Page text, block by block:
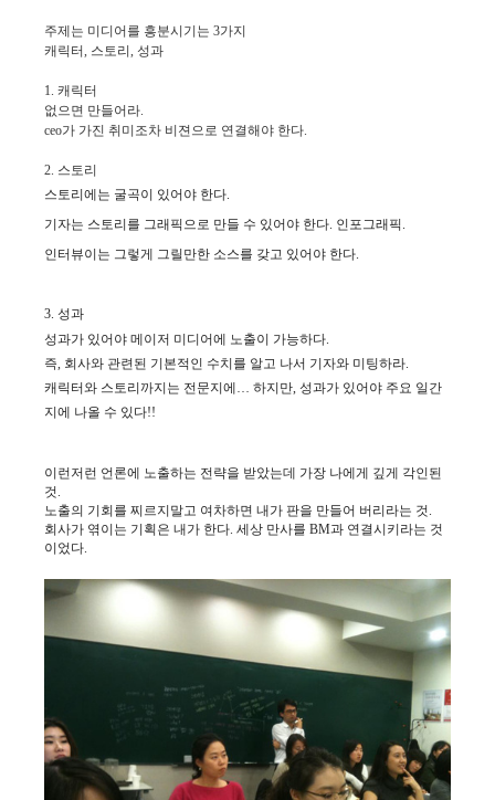
주제는 미디어를 흥분시기는 3가지
캐릭터, 스토리, 성과
1. 캐릭터
없으면 만들어라.
ceo가 가진 취미조차 비젼으로 연결해야 한다.
2. 스토리
스토리에는 굴곡이 있어야 한다.
기자는 스토리를 그래픽으로 만들 수 있어야 한다. 인포그래픽.
인터뷰이는 그렇게 그릴만한 소스를 갖고 있어야 한다.
3. 성과
성과가 있어야 메이저 미디어에 노출이 가능하다.
즉, 회사와 관련된 기본적인 수치를 알고 나서 기자와 미팅하라.
캐릭터와 스토리까지는 전문지에… 하지만, 성과가 있어야 주요 일간
지에 나올 수 있다!!
이런저런 언론에 노출하는 전략을 받았는데 가장 나에게 깊게 각인된
것.
노출의 기회를 찌르지말고 여차하면 내가 판을 만들어 버리라는 것.
회사가 엮이는 기획은 내가 한다. 세상 만사를 BM과 연결시키라는 것
이었다.